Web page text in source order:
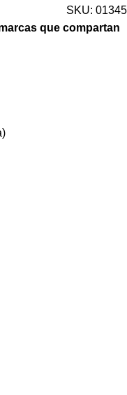
SKU: 01345
que compartan